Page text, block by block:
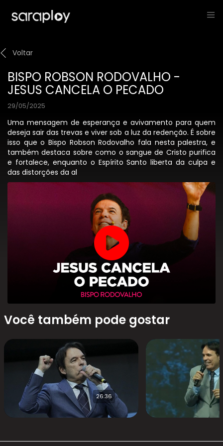
Voltar
BISPO ROBSON RODOVALHO -
JESUS CANCELA O PECADO
29/05/2025
Uma mensagem de esperança e avivamento para quem
deseja sair das trevas e viver sob a luz da redenção. É sobre
isso que o Bispo Robson Rodovalho fala nesta palestra, e
também destaca sobre como o sangue de Cristo purifica
e fortalece, enquanto o Espírito Santo liberta da culpa e
das distorções da al
Você também pode gostar
26:36